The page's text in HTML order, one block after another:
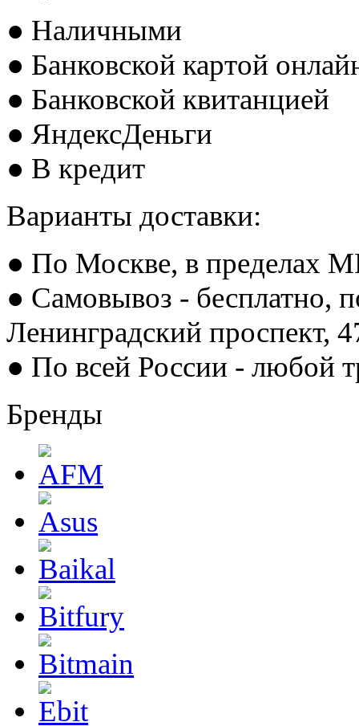
● Наличными
● Банковской картой
● Банковской квитанцией
● ЯндексДеньги
● В кредит
Варианты доставки:
● По Москве, в пределах
● Самовывоз - бесплатно,
Ленинградский проспект,
● По всей России - любой
Бренды